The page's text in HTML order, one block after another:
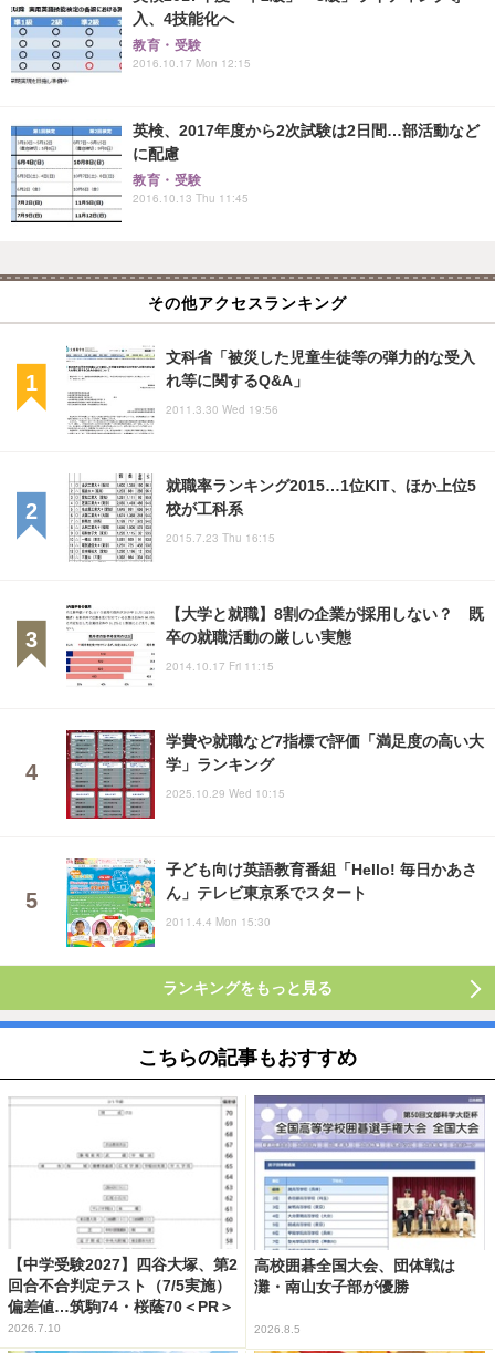
入、4技能化へ
教育・受験
2016.10.17 Mon 12:15
英検、2017年度から2次試験は2日間…部活動など
に配慮
教育・受験
2016.10.13 Thu 11:45
その他アクセスランキング
文科省「被災した児童生徒等の弾力的な受入
れ等に関するQ&A」
2011.3.30 Wed 19:56
就職率ランキング2015…1位KIT、ほか上位5
校が工科系
2015.7.23 Thu 16:15
【大学と就職】8割の企業が採用しない？ 既
卒の就職活動の厳しい実態
2014.10.17 Fri 11:15
学費や就職など7指標で評価「満足度の高い大
学」ランキング
2025.10.29 Wed 10:15
子ども向け英語教育番組「Hello! 毎日かあさ
ん」テレビ東京系でスタート
2011.4.4 Mon 15:30
ランキングをもっと見る
こちらの記事もおすすめ
【中学受験2027】四谷大塚、第2
回合不合判定テスト（7/5実施）
偏差値…筑駒74・桜蔭70＜PR＞
2026.7.10
高校囲碁全国大会、団体戦は
灘・南山女子部が優勝
2026.8.5